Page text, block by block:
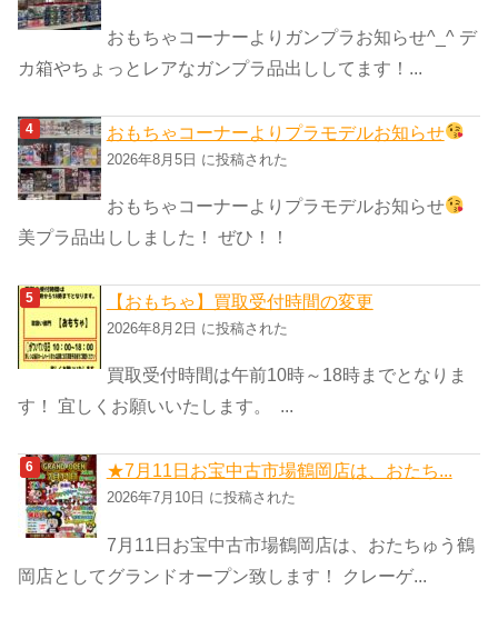
おもちゃコーナーよりガンプラお知らせ^_^ デ
カ箱やちょっとレアなガンプラ品出ししてます！...
おもちゃコーナーよりプラモデルお知らせ
2026年8月5日 に投稿された
おもちゃコーナーよりプラモデルお知らせ
美プラ品出ししました！ ぜひ！！
【おもちゃ】買取受付時間の変更
2026年8月2日 に投稿された
買取受付時間は午前10時～18時までとなりま
す！ 宜しくお願いいたします。 ...
★7月11日お宝中古市場鶴岡店は、おたち...
2026年7月10日 に投稿された
7月11日お宝中古市場鶴岡店は、おたちゅう鶴
岡店としてグランドオープン致します！ クレーゲ...